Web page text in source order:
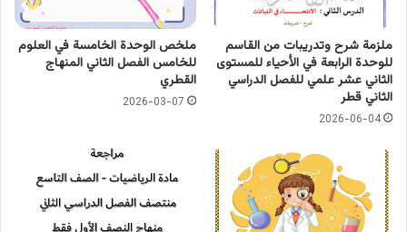
ملزمة شرح وتدريبات من القاسم
للوحدة الرابعة في الأحياء للمستوى
الثاني عشر علمي للفصل الدراسي
الثاني قطر
2026-06-04
ملخص الوحدة الخامسة في العلوم
للخامس الفصل الثاني المنهاج
القطري
2026-03-07